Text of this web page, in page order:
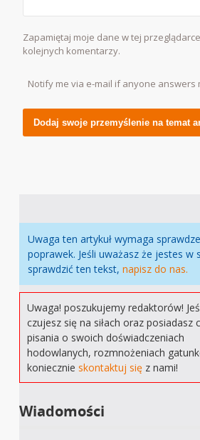
Zapamiętaj moje dane w tej
kolejnych komentarzy.
Notify me via e-mail if anyone answers
Uwaga ten artykuł wymaga
poprawek. Jeśli uważasz że jestes w
sprawdzić ten tekst,napisz do nas.
Uwaga! poszukujemy redaktorów!
czujesz się na siłach oraz posiadasz
pisania o swoich doświadczeniach
hodowlanych, rozmnożeniach
koniecznieskontaktuj się z nami!
Wiadomości